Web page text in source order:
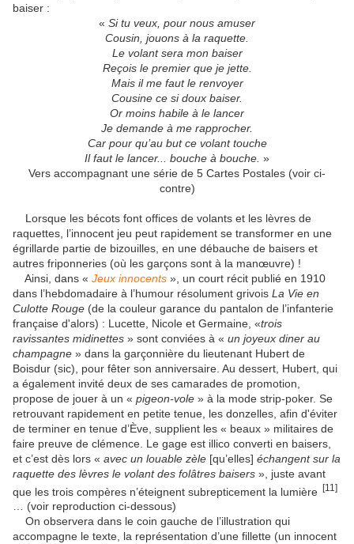
baiser :
« Si tu veux, pour nous amuser
Cousin, jouons à la raquette.
Le volant sera mon baiser
Reçois le premier que je jette.
Mais il me faut le renvoyer
Cousine ce si doux baiser.
Or moins habile à le lancer
Je demande à me rapprocher.
Car pour qu’au but ce volant touche
Il faut le lancer... bouche à bouche. »
Vers accompagnant une série de 5 Cartes Postales (voir ci-
contre)
Lorsque les bécots font offices de volants et les lèvres de
raquettes, l’innocent jeu peut rapidement se transformer en une
égrillarde partie de bizouilles, en une débauche de baisers et
autres friponneries (où les garçons sont à la manœuvre) !
Ainsi, dans « Jeux innocents », un court récit publié en 1910
dans l’hebdomadaire à l’humour résolument grivois La Vie en
Culotte Rouge (de la couleur garance du pantalon de l’infanterie
française d'alors) : Lucette, Nicole et Germaine, «trois
ravissantes midinettes » sont conviées à « un joyeux diner au
champagne » dans la garçonnière du lieutenant Hubert de
Boisdur (sic), pour fêter son anniversaire. Au dessert, Hubert, qui
a également invité deux de ses camarades de promotion,
propose de jouer à un « pigeon-vole » à la mode strip-poker. Se
retrouvant rapidement en petite tenue, les donzelles, afin d'éviter
de terminer en tenue d’Ève, supplient les « beaux » militaires de
faire preuve de clémence. Le gage est illico converti en baisers,
et c’est dès lors « avec un louable zèle [qu’elles] échangent sur la
raquette des lèvres le volant des folâtres baisers », juste avant
que les trois compères n’éteignent subrepticement la lumière [11]
… (voir reproduction ci-dessous)
On observera dans le coin gauche de l’illustration qui
accompagne le texte, la représentation d’une fillette (un innocent